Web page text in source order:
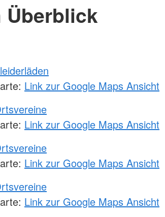
Überblick
Link zur Google Maps Ansicht
Link zur Google Maps Ansicht
Link zur Google Maps Ansicht
Link zur Google Maps Ansicht